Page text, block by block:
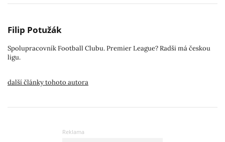
Filip Potužák
Spolupracovník Football Clubu. Premier League? Radši má českou
ligu.
další články tohoto autora